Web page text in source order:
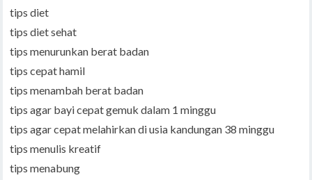
tips diet
tips diet sehat
tips menurunkan berat badan
tips cepat hamil
tips menambah berat badan
tips agar bayi cepat gemuk dalam 1 minggu
tips agar cepat melahirkan di usia kandungan 38 minggu
tips menulis kreatif
tips menabung